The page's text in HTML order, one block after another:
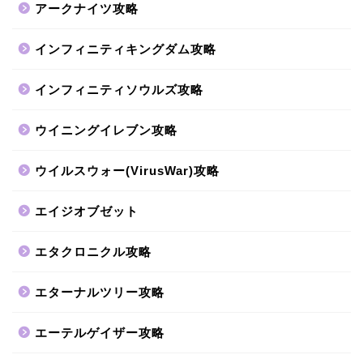
アークナイツ攻略
インフィニティキングダム攻略
インフィニティソウルズ攻略
ウイニングイレブン攻略
ウイルスウォー(VirusWar)攻略
エイジオブゼット
エタクロニクル攻略
エターナルツリー攻略
エーテルゲイザー攻略